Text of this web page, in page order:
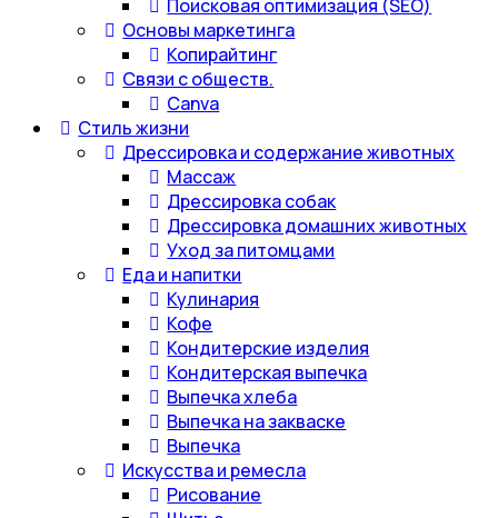
Поисковая оптимизация (SEO)
Основы маркетинга
Копирайтинг
Связи с обществ.
Canva
Стиль жизни
Дрессировка и содержание животных
Массаж
Дрессировка собак
Дрессировка домашних животных
Уход за питомцами
Еда и напитки
Кулинария
Кофе
Кондитерские изделия
Кондитерская выпечка
Выпечка хлеба
Выпечка на закваске
Выпечка
Искусства и ремесла
Рисование